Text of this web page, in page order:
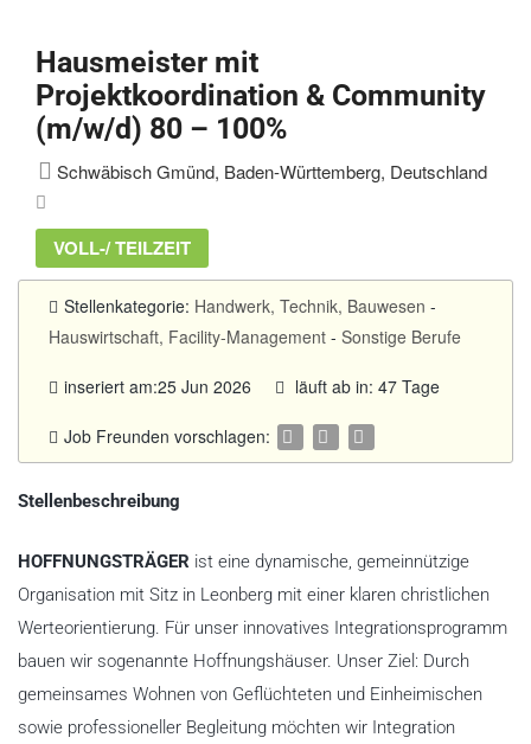
Hausmeister mit
Projektkoordination & Community
(m/w/d) 80 – 100%
Schwäbisch Gmünd, Baden-Württemberg, Deutschland
VOLL-/ TEILZEIT
Stellenkategorie: Handwerk, Technik, Bauwesen -
Hauswirtschaft, Facility-Management - Sonstige Berufe
inseriert am:25 Jun 2026 läuft ab in: 47 Tage
Job Freunden vorschlagen:
Stellenbeschreibung
HOFFNUNGSTRÄGER ist eine dynamische, gemeinnützige
Organisation mit Sitz in Leonberg mit einer klaren christlichen
Werteorientierung. Für unser innovatives Integrationsprogramm
bauen wir sogenannte Hoffnungshäuser. Unser Ziel: Durch
gemeinsames Wohnen von Geflüchteten und Einheimischen
sowie professioneller Begleitung möchten wir Integration